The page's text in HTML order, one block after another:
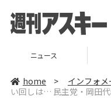
ニュース
home > インフォ
い回しは… 民主党・岡田